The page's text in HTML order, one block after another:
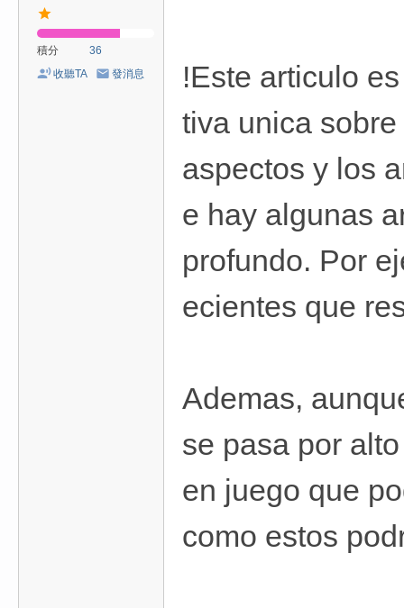
積分
36
收聽TA
發消息
!Este articulo
tiva unica
aspectos y los
e hay algunas
profundo. Por
ecientes que
Ademas,
se pasa por
en juego que
como estos